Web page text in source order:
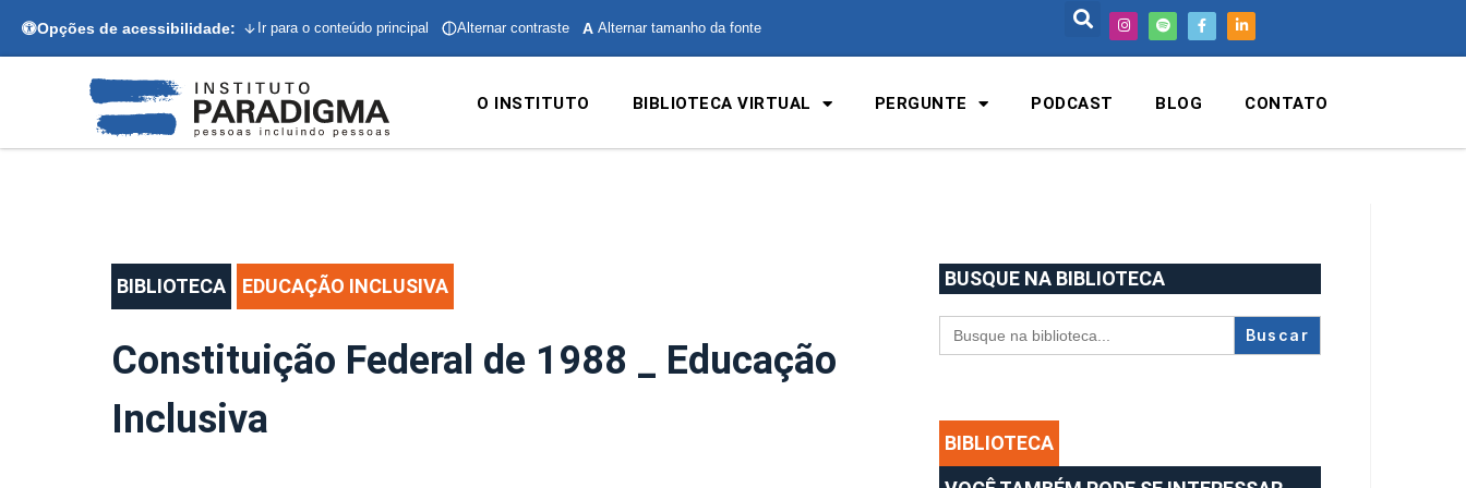
Opções de acessibilidade: Ir para o conteúdo principal Alternar contraste A Alternar tamanho da fonte
O INSTITUTO BIBLIOTECA VIRTUAL PERGUNTE PODCAST BLOG CONTATO
BIBLIOTECA EDUCAÇÃO INCLUSIVA
Constituição Federal de 1988 _ Educação
Inclusiva
BUSQUE NA BIBLIOTECA
Search
for:
BIBLIOTECA